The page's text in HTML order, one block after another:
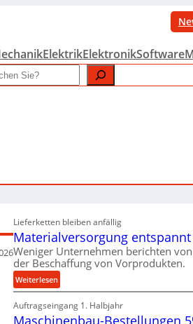
ElektrikElektronikSoftware
Lieferketten bleiben anfällig
Materialversorgung
Weniger Unternehmen berichten
der Beschaffung von Vorprodukten.
Weiterlesen:
M
a
t
Auftragseingang 1. Halbjahr